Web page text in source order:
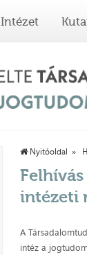
Intézet
Nyitóoldal
intézeti
A
intéz a